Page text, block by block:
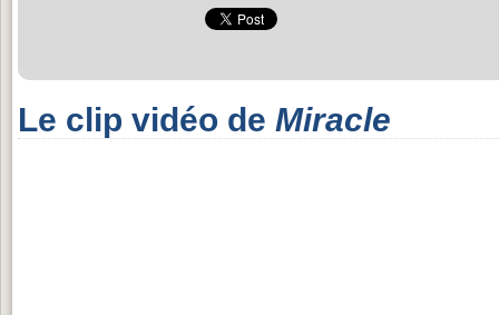
Le clip vidéo de Miracle